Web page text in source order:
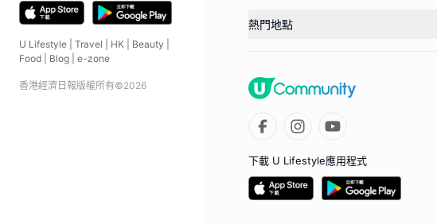
U Lifestyle Travel HK Beauty
Food
Blog e-zone
香港經濟日報版權所有©2026
熱門地點
下載 U Lifestyle應用程式